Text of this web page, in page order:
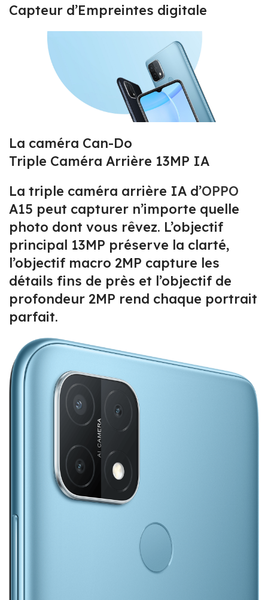
Capteur d’Empreintes digitale
La caméra Can-Do
Triple Caméra Arrière 13MP IA
La triple caméra arrière IA d’OPPO
A15 peut capturer n’importe quelle
photo dont vous rêvez. L’objectif
principal 13MP préserve la clarté,
l’objectif macro 2MP capture les
détails fins de près et l’objectif de
profondeur 2MP rend chaque portrait
parfait.